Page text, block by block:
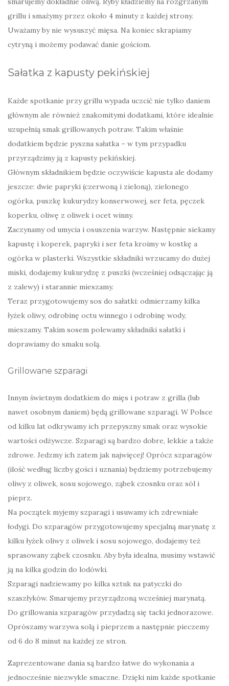
grillu i smażymy przez około 4 minuty z każdej strony.
Uważamy by nie wysuszyć mięsa. Na koniec skrapiamy
cytryną i możemy podawać danie gościom.
Sałatka z kapusty pekińskiej
Każde spotkanie przy grillu wypada uczcić nie tylko daniem
głównym ale również znakomitymi dodatkami, które idealnie
uzupełnią smak grillowanych potraw. Takim właśnie
dodatkiem będzie pyszna sałatka – w tym przypadku
przyrządzimy ją z kapusty pekińskiej.
Głównym składnikiem będzie oczywiście kapusta ale dodamy
jeszcze: dwie papryki (czerwoną i zieloną), zielonego
ogórka, puszkę kukurydzy konserwowej, ser feta, pęczek
koperku, oliwę z oliwek i ocet winny.
Zaczynamy od umycia i osuszenia warzyw. Następnie siekamy
kapustę i koperek, papryki i ser feta kroimy w kostkę a
ogórka w plasterki. Wszystkie składniki wrzucamy do dużej
miski, dodajemy kukurydzę z puszki (wcześniej odsączając ją
z zalewy) i starannie mieszamy.
Teraz przygotowujemy sos do sałatki: odmierzamy kilka
łyżek oliwy, odrobinę octu winnego i odrobinę wody,
mieszamy. Takim sosem polewamy składniki sałatki i
doprawiamy do smaku solą.
Grillowane szparagi
Innym świetnym dodatkiem do mięs i potraw z grilla (lub
nawet osobnym daniem) będą grillowane szparagi. W Polsce
od kilku lat odkrywamy ich przepyszny smak oraz wysokie
wartości odżywcze. Szparagi są bardzo dobre, lekkie a także
zdrowe. Jedzmy ich zatem jak najwięcej! Oprócz szparagów
(ilość według liczby gości i uznania) będziemy potrzebujemy
oliwy z oliwek, sosu sojowego, ząbek czosnku oraz sól i
pieprz.
Na początek myjemy szparagi i usuwamy ich zdrewniałe
łodygi. Do szparagów przygotowujemy specjalną marynatę z
kilku łyżek oliwy z oliwek i sosu sojowego, dodajemy też
sprasowany ząbek czosnku. Aby była idealna, musimy wstawić
ją na kilka godzin do lodówki.
Szparagi nadziewamy po kilka sztuk na patyczki do
szaszłyków. Smarujemy przyrządzoną wcześniej marynatą.
Do grillowania szparagów przydadzą się tacki jednorazowe.
Oprószamy warzywa solą i pieprzem a następnie pieczemy
od 6 do 8 minut na każdej ze stron.
Zaprezentowane dania są bardzo łatwe do wykonania a
jednocześnie niezwykle smaczne. Dzięki nim każde spotkanie